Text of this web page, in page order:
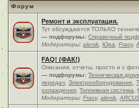
Форум
Ремонт и эксплуатация.
Тут обсуждаются ТОЛЬКО
— подфорумы: Справочный
Модераторы:alenik ,Юра ,Fracy,
FAQ! (ФАК!)
Описания, отчеты, просто и c
— подфорумы: Техническая
передач ,Электрооборудование ,
охлаждения ,Топливная система
Модераторы:Fracy,alenik ,